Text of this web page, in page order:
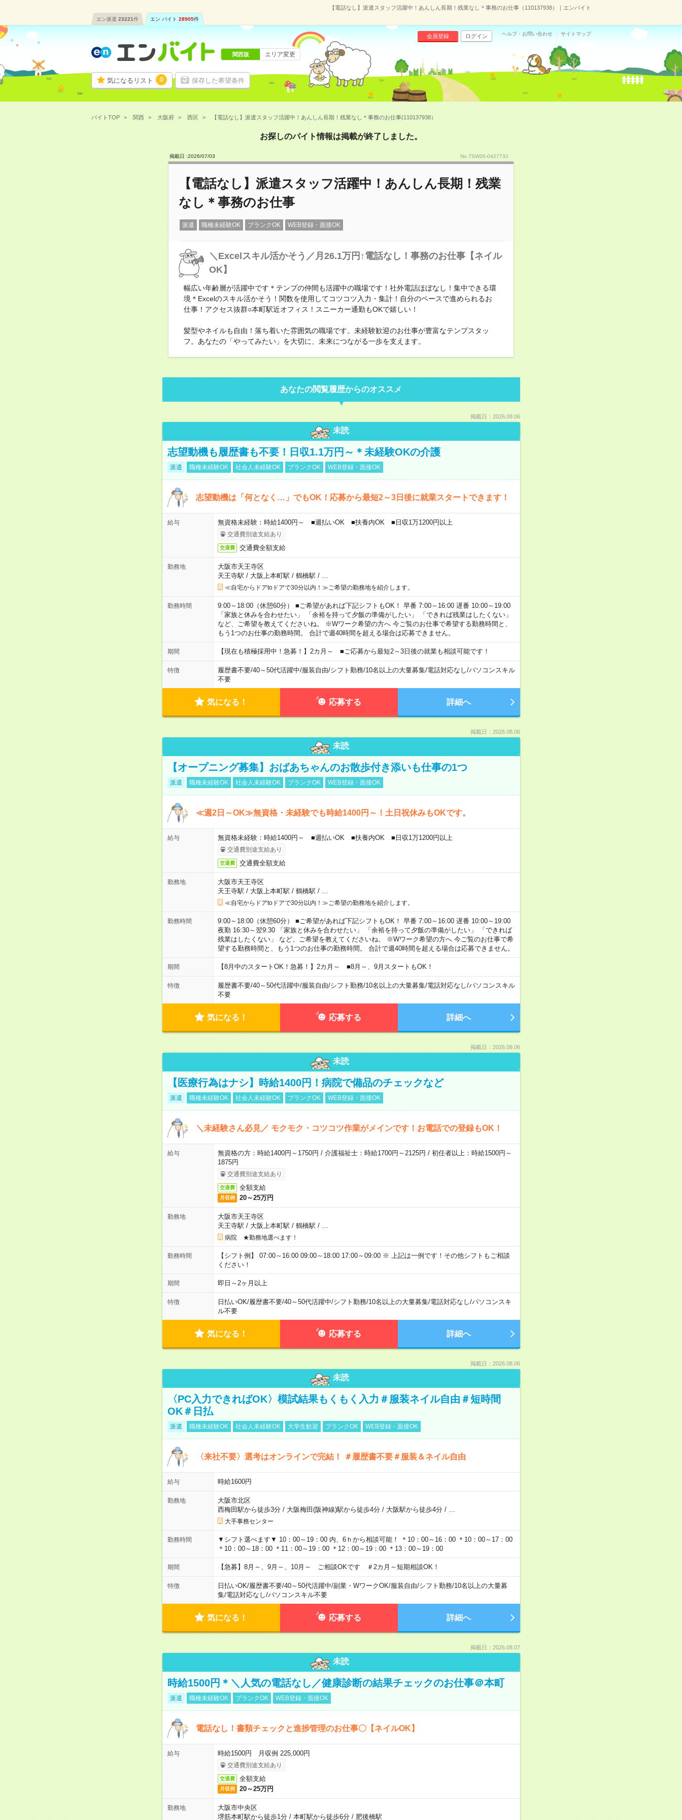
【電話なし】派遣スタッフ活躍中！あんしん長期！残業なし＊事務のお仕事（110137938）｜エンバイト
エン派遣 23221件 エン バイト 28905件
気になるリスト 0 保存した希望条件
会員登録 ログイン ヘルプ・お問い合わせ サイトマップ
関西版 エリア変更
バイトTOP 関西 大阪府 西区 【電話なし】派遣スタッフ活躍中！あんしん長期！残業なし＊事務のお仕事(110137938）
お探しのバイト情報は掲載が終了しました。
掲載日 :2026/07/03 No.TSW26-0427732
【電話なし】派遣スタッフ活躍中！あんしん長期！残業
なし＊事務のお仕事
派遣 職種未経験OK ブランクOK WEB登録・面接OK
＼Excelスキル活かそう／月26.1万円↑電話なし！事務のお仕事【ネイル
OK】
幅広い年齢層が活躍中です＊テンプの仲間も活躍中の職場です！社外電話ほぼなし！集中できる環
境＊Excelのスキル活かそう！関数を使用してコツコツ入力・集計！自分のペースで進められるお
仕事！アクセス抜群○本町駅近オフィス！スニーカー通勤もOKで嬉しい！
髪型やネイルも自由！落ち着いた雰囲気の職場です。未経験歓迎のお仕事が豊富なテンプスタッ
フ。あなたの「やってみたい」を大切に、未来につながる一歩を支えます。
あなたの閲覧履歴からのオススメ
掲載日：2026.08.06
未読
志望動機も履歴書も不要！日収1.1万円～＊未経験OKの介護
派遣 職種未経験OK 社会人未経験OK ブランクOK WEB登録・面接OK
志望動機は「何となく…」でもOK！応募から最短2～3日後に就業スタートできます！
給与 無資格未経験：時給1400円～ ■週払いOK ■扶養内OK ■日収1万1200円以上
交通費別途支給あり
交通費 交通費全額支給
勤務地
大阪市天王寺区
天王寺駅 / 大阪上本町駅 / 鶴橋駅 /
≪自宅からドアtoドアで30分以内！≫ご希望の勤務地を紹介します。
勤務時間
9:00～18:00（休憩60分） ■ご希望があれば下記シフトもOK！ 早番 7:00～16:00 遅番 10:00～19:00
「家族と休みを合わせたい」 「余裕を持って夕飯の準備がしたい」 「できれば残業はしたくない」
など、ご希望を教えてくださいね。 ※Wワーク希望の方へ 今ご覧のお仕事で希望する勤務時間と、
もう1つのお仕事の勤務時間。 合計で週40時間を超える場合は応募できません。
期間 【現在も積極採用中！急募！】2カ月～ ■ご応募から最短2～3日後の就業も相談可能です！
特徴 履歴書不要/40～50代活躍中/服装自由/シフト勤務/10名以上の大量募集/電話対応なし/パソコンスキル
不要
気になる！ 応募する 詳細へ
掲載日：2026.08.06
未読
【オープニング募集】おばあちゃんのお散歩付き添いも仕事の1つ
派遣 職種未経験OK 社会人未経験OK ブランクOK WEB登録・面接OK
≪週2日～OK≫無資格・未経験でも時給1400円～！土日祝休みもOKです。
給与 無資格未経験：時給1400円～ ■週払いOK ■扶養内OK ■日収1万1200円以上
交通費別途支給あり
交通費 交通費全額支給
勤務地
大阪市天王寺区
天王寺駅 / 大阪上本町駅 / 鶴橋駅 /
≪自宅からドアtoドアで30分以内！≫ご希望の勤務地を紹介します。
勤務時間
9:00～18:00（休憩60分） ■ご希望があれば下記シフトもOK！ 早番 7:00～16:00 遅番 10:00～19:00
夜勤 16:30～翌9:30 「家族と休みを合わせたい」 「余裕を持って夕飯の準備がしたい」 「できれば
残業はしたくない」 など、ご希望を教えてくださいね。 ※Wワーク希望の方へ 今ご覧のお仕事で希
望する勤務時間と、もう1つのお仕事の勤務時間。 合計で週40時間を超える場合は応募できません。
期間 【8月中のスタートOK！急募！】2カ月～ ■8月～、9月スタートもOK！
特徴 履歴書不要/40～50代活躍中/服装自由/シフト勤務/10名以上の大量募集/電話対応なし/パソコンスキル
不要
気になる！ 応募する 詳細へ
掲載日：2026.08.06
未読
【医療行為はナシ】時給1400円！病院で備品のチェックなど
派遣 職種未経験OK 社会人未経験OK ブランクOK WEB登録・面接OK
＼未経験さん必見／ モクモク・コツコツ作業がメインです！お電話での登録もOK！
給与
無資格の方：時給1400円～1750円 / 介護福祉士：時給1700円～2125円 / 初任者以上：時給1500円～
1875円
交通費別途支給あり
交通費 全額支給
月収例 20～25万円
勤務地
大阪市天王寺区
天王寺駅 / 大阪上本町駅 / 鶴橋駅 /
病院 ★勤務地選べます！
勤務時間
【シフト例】 07:00～16:00 09:00～18:00 17:00～09:00 ※ 上記は一例です！その他シフトもご相談
ください！
期間 即日～2ヶ月以上
特徴 日払いOK/履歴書不要/40～50代活躍中/シフト勤務/10名以上の大量募集/電話対応なし/パソコンスキ
ル不要
気になる！ 応募する 詳細へ
掲載日：2026.08.06
未読
〈PC入力できればOK〉模試結果もくもく入力＃服装ネイル自由＃短時間
OK＃日払
派遣 職種未経験OK 社会人未経験OK 大学生歓迎 ブランクOK WEB登録・面接OK
〈来社不要〉選考はオンラインで完結！ ＃履歴書不要＃服装＆ネイル自由
給与 時給1600円
勤務地
大阪市北区
西梅田駅から徒歩3分/ 大阪梅田(阪神線)駅から徒歩4分/ 大阪駅から徒歩4分/
大手事務センター
勤務時間
▼シフト選べます▼ 10：00～19：00 内、6ｈから相談可能！ ＊10：00～16：00 ＊10：00～17：00
＊10：00～18：00 ＊11：00～19：00 ＊12：00～19：00 ＊13：00～19：00
期間 【急募】8月～、9月～、10月～ ご相談OKです ＃2カ月～短期相談OK！
特徴 日払いOK/履歴書不要/40～50代活躍中/副業・WワークOK/服装自由/シフト勤務/10名以上の大量募
集/電話対応なし/パソコンスキル不要
気になる！ 応募する 詳細へ
掲載日：2026.08.07
未読
時給1500円＊＼人気の電話なし／健康診断の結果チェックのお仕事＠本町
派遣 職種未経験OK ブランクOK WEB登録・面接OK
電話なし！書類チェックと進捗管理のお仕事〇【ネイルOK】
給与 時給1500円 月収例 225,000円
交通費別途支給あり
交通費 全額支給
月収例 20～25万円
勤務地
大阪市中央区
堺筋本町駅から徒歩1分/ 本町駅から徒歩6分/ 肥後橋駅